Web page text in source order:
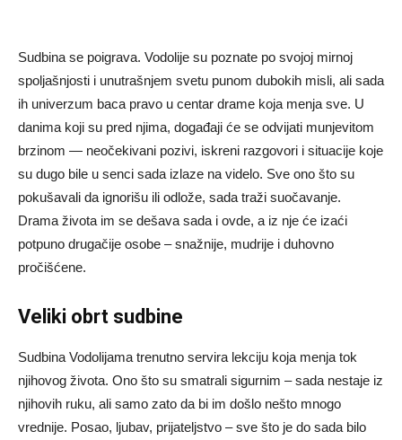
Sudbina se poigrava. Vodolije su poznate po svojoj mirnoj
spoljašnjosti i unutrašnjem svetu punom dubokih misli, ali sada
ih univerzum baca pravo u centar drame koja menja sve. U
danima koji su pred njima, događaji će se odvijati munjevitom
brzinom — neočekivani pozivi, iskreni razgovori i situacije koje
su dugo bile u senci sada izlaze na videlo. Sve ono što su
pokušavali da ignorišu ili odlože, sada traži suočavanje.
Drama života im se dešava sada i ovde, a iz nje će izaći
potpuno drugačije osobe – snažnije, mudrije i duhovno
pročišćene.
Veliki obrt sudbine
Sudbina Vodolijama trenutno servira lekciju koja menja tok
njihovog života. Ono što su smatrali sigurnim – sada nestaje iz
njihovih ruku, ali samo zato da bi im došlo nešto mnogo
vrednije. Posao, ljubav, prijateljstvo – sve što je do sada bilo